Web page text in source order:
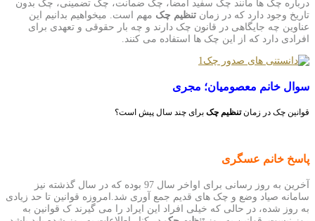
درباره چک ها مانند چک سفید امضا، چک ضمانت، چک تضمینی، چک بدون
تاریخ وجود دارد که در زمان تنظیم چک مهم است. میخواهیم بدانیم این
عناوین چه جایگاهی در قانون چک دارند و چه بار حقوقی و تعهدی برای
افرادی دارد که از این چک ها استفاده می کنند.
سوال خانم معصومیان؛ مجری
قوانین چک در زمانتنظیم چک برای چند سال پیش است؟
پاسخ خانم عسگری
آخرین به روز رسانی برای اواخر سال 97 بوده که در سال گذشته نیز
سامانه صیاد وضع و چک های قدیم جمع آوری شد.امروزه قوانین تا حد زیادی
به روز شده، در حالی که خیلی افراد این ایراد را می گیرند ک قوانین به